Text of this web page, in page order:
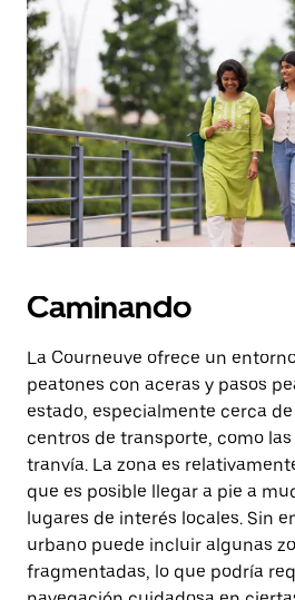
fecha.
Pulsa
el
botón
de
escape
para
cerrar
el
calendario.
Caminando
La Courneuve ofrece un
peatones con aceras y pasos
estado, especialmente cerca
centros de transporte, como
tranvía. La zona es
que es posible llegar a pie a
lugares de interés locales. Sin
urbano puede incluir algunas
fragmentadas, lo que podría